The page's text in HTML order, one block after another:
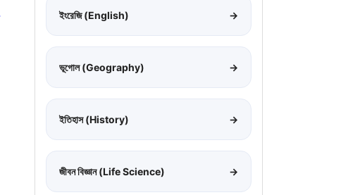
ইংরেজি (English) →
ভূগোল (Geography) →
ইতিহাস (History) →
জীবন বিজ্ঞান (Life Science) →